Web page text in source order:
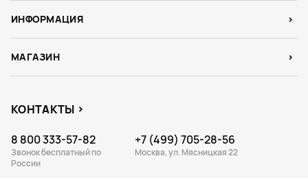
ИНФОРМАЦИЯ
МАГАЗИН
КОНТАКТЫ
8 800 333-57-82
Звонок бесплатный по
России
+7 (499) 705-28-56
Москва, ул. Мясницкая 22